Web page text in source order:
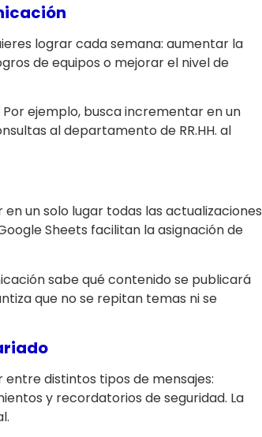
lograr cada semana: aumentar la
de equipos o mejorar el nivel de
ejemplo, busca incrementar en un
al departamento de RR.HH. al
un solo lugar todas las actualizaciones
Sheets facilitan la asignación de
sabe qué contenido se publicará
que no se repitan temas ni se
distintos tipos de mensajes:
y recordatorios de seguridad. La